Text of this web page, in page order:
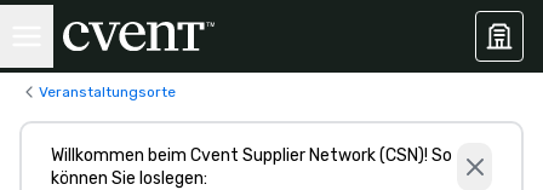
Veranstaltungsorte
Willkommen beim Cvent Supplier Network (CSN)! So
können Sie loslegen: